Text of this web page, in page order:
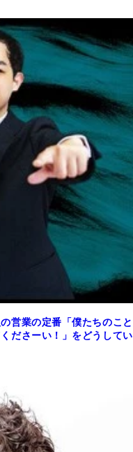
営業の定番「僕たちのこと
ださーい！」をどうしてい